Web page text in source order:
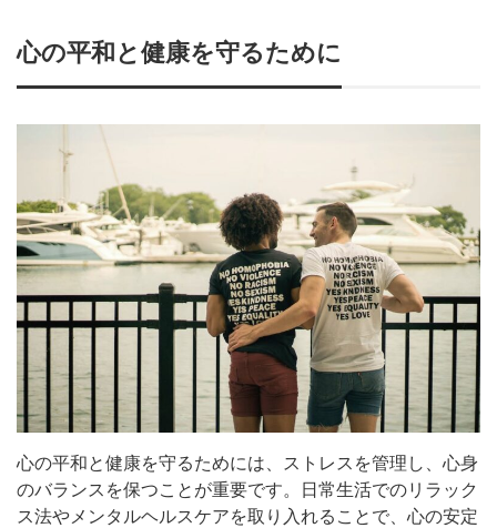
心の平和と健康を守るために
心の平和と健康を守るためには、ストレスを管理し、心身
のバランスを保つことが重要です。日常生活でのリラック
ス法やメンタルヘルスケアを取り入れることで、心の安定